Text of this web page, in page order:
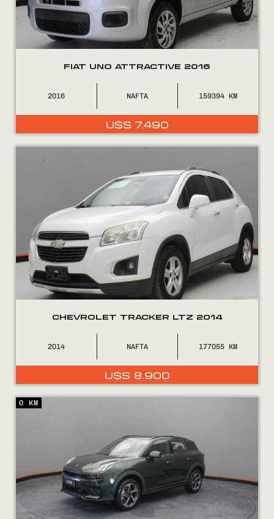
NOSOTROS
CONTACTO
FIAT UNO ATTRACTIVE 2016
2016 NAFTA 159394
U$S 7.490
CHEVROLET TRACKER LTZ 2014
2014 NAFTA 177055
U$S 8.900
0 KM